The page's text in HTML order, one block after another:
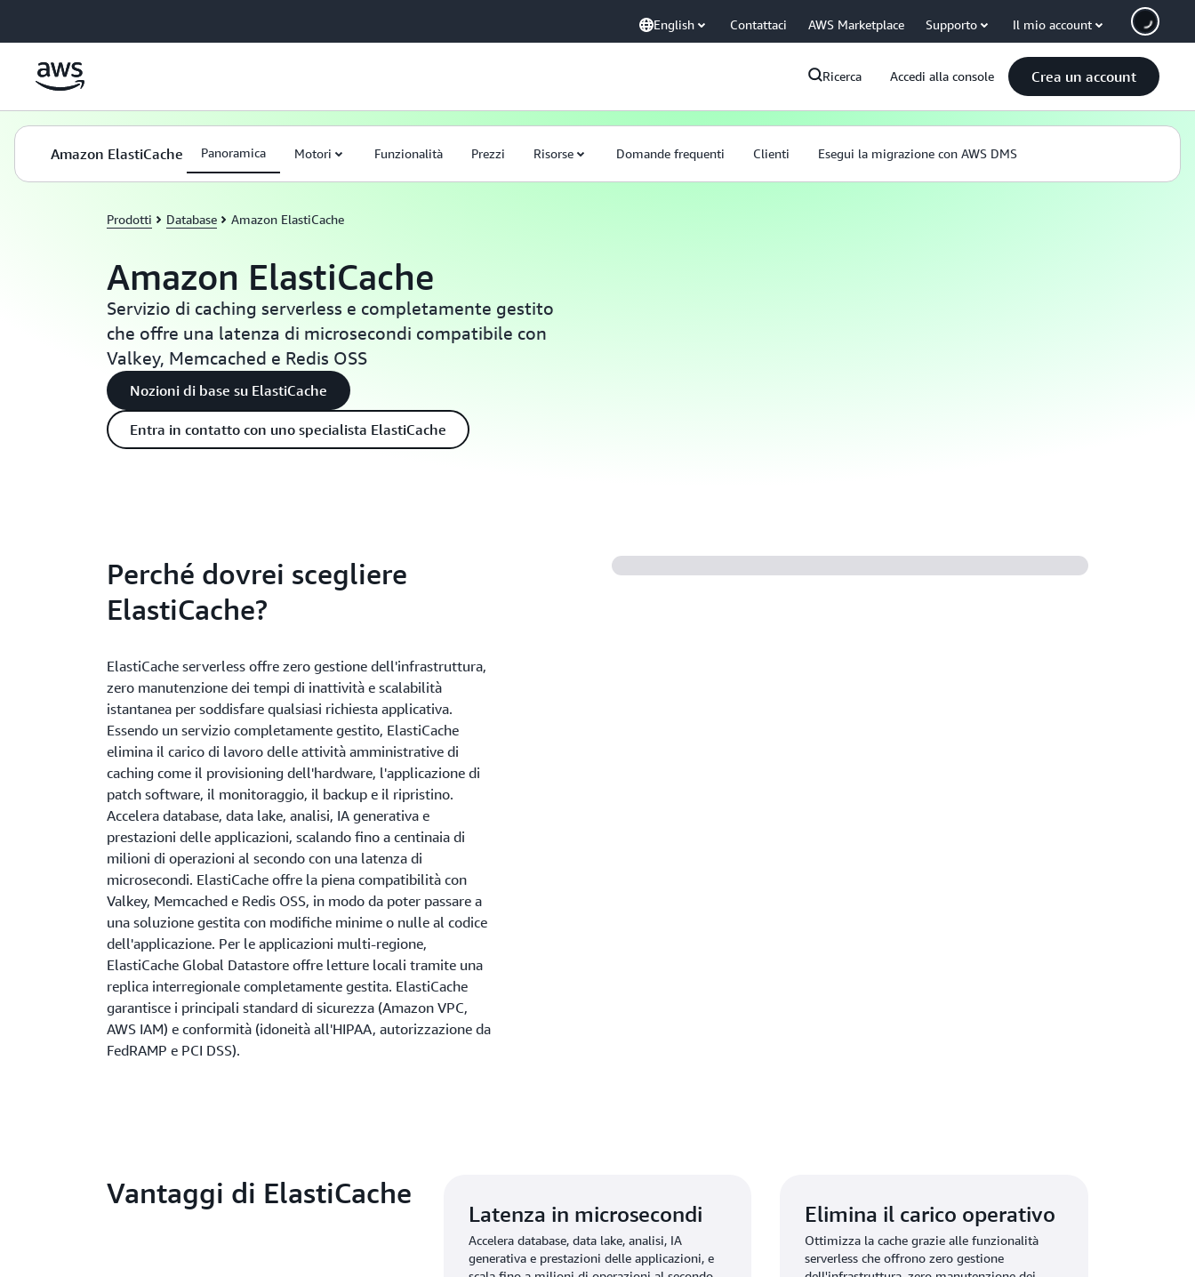
English Contattaci AWS Marketplace Supporto Il mio account
Ricerca Accedi alla console Crea un account
Amazon ElastiCache Panoramica Motori Funzionalità Prezzi Risorse Domande frequenti Clienti Esegui la migrazione con AWS DMS
Prodotti Database Amazon ElastiCache
Amazon ElastiCache
Servizio di caching serverless e completamente gestito
che offre una latenza di microsecondi compatibile con
Valkey, Memcached e Redis OSS
Nozioni di base su ElastiCache
Entra in contatto con uno specialista ElastiCache
Perché dovrei scegliere
ElastiCache?
ElastiCache serverless offre zero gestione dell'infrastruttura,
zero manutenzione dei tempi di inattività e scalabilità
istantanea per soddisfare qualsiasi richiesta applicativa.
Essendo un servizio completamente gestito, ElastiCache
elimina il carico di lavoro delle attività amministrative di
caching come il provisioning dell'hardware, l'applicazione di
patch software, il monitoraggio, il backup e il ripristino.
Accelera database, data lake, analisi, IA generativa e
prestazioni delle applicazioni, scalando fino a centinaia di
milioni di operazioni al secondo con una latenza di
microsecondi. ElastiCache offre la piena compatibilità con
Valkey, Memcached e Redis OSS, in modo da poter passare a
una soluzione gestita con modifiche minime o nulle al codice
dell'applicazione. Per le applicazioni multi-regione,
ElastiCache Global Datastore offre letture locali tramite una
replica interregionale completamente gestita. ElastiCache
garantisce i principali standard di sicurezza (Amazon VPC,
AWS IAM) e conformità (idoneità all'HIPAA, autorizzazione da
FedRAMP e PCI DSS).
Vantaggi di ElastiCache
Latenza in microsecondi
Accelera database, data lake, analisi, IA
generativa e prestazioni delle applicazioni, e
Elimina il carico operativo
Ottimizza la cache grazie alle funzionalità
serverless che offrono zero gestione